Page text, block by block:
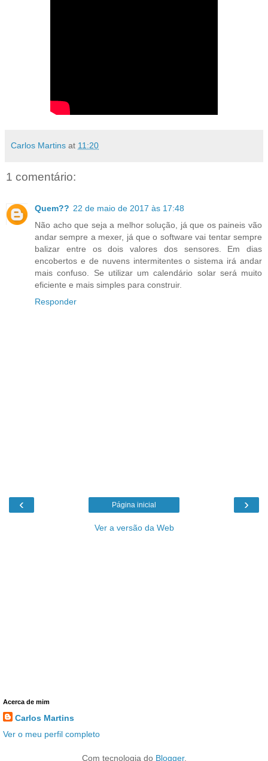
Carlos Martins at 11:20
1 comentário:
Quem?? 22 de maio de 2017 às 17:48
Não acho que seja a melhor solução, já que os paineis vão
andar sempre a mexer, já que o software vai tentar sempre
balizar entre os dois valores dos sensores. Em dias
encobertos e de nuvens intermitentes o sistema irá andar
mais confuso. Se utilizar um calendário solar será muito
eficiente e mais simples para construir.
Responder
‹ ›
Página inicial
Ver a versão da Web
Acerca de mim
Carlos Martins
Ver o meu perfil completo
Com tecnologia do Blogger.